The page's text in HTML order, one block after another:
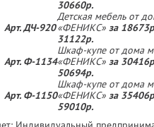
30660р.
Арт. ДЧ-920
Детская мебель от
«ФЕНИКС» за
31122р.
Арт. Ф-1134
Шкаф-купе от дома
«ФЕНИКС» за
50694р.
Арт. Ф-1150
Шкаф-купе от дома
«ФЕНИКС» за
59010р.